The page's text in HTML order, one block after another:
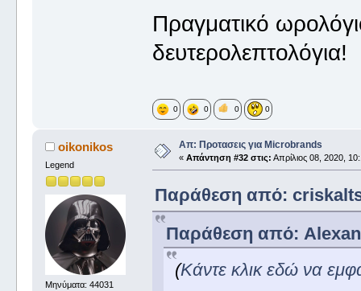
Πραγματικό
δευτερολεπτολόγια!
0 0 0 0
oikonikos
Legend
Μηνύματα: 44031
Απ: Προτασεις για Microbrands
« Απάντηση #32 στις: Απρίλιος 08, 2020,
Παράθεση από: criskalts
Παράθεση από:
(Κάντε κλικ εδώ να